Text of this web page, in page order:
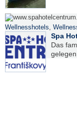
Wellnesshotels,
Spa
Das